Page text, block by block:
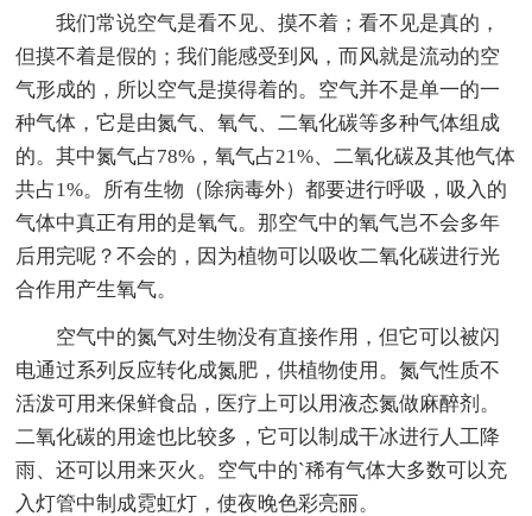
我们常说空气是看不见、摸不着；看不见是真的，
但摸不着是假的；我们能感受到风，而风就是流动的空
气形成的，所以空气是摸得着的。空气并不是单一的一
种气体，它是由氮气、氧气、二氧化碳等多种气体组成
的。其中氮气占78%，氧气占21%、二氧化碳及其他气体
共占1%。所有生物（除病毒外）都要进行呼吸，吸入的
气体中真正有用的是氧气。那空气中的氧气岂不会多年
后用完呢？不会的，因为植物可以吸收二氧化碳进行光
合作用产生氧气。
空气中的氮气对生物没有直接作用，但它可以被闪
电通过系列反应转化成氮肥，供植物使用。氮气性质不
活泼可用来保鲜食品，医疗上可以用液态氮做麻醉剂。
二氧化碳的用途也比较多，它可以制成干冰进行人工降
雨、还可以用来灭火。空气中的`稀有气体大多数可以充
入灯管中制成霓虹灯，使夜晚色彩亮丽。